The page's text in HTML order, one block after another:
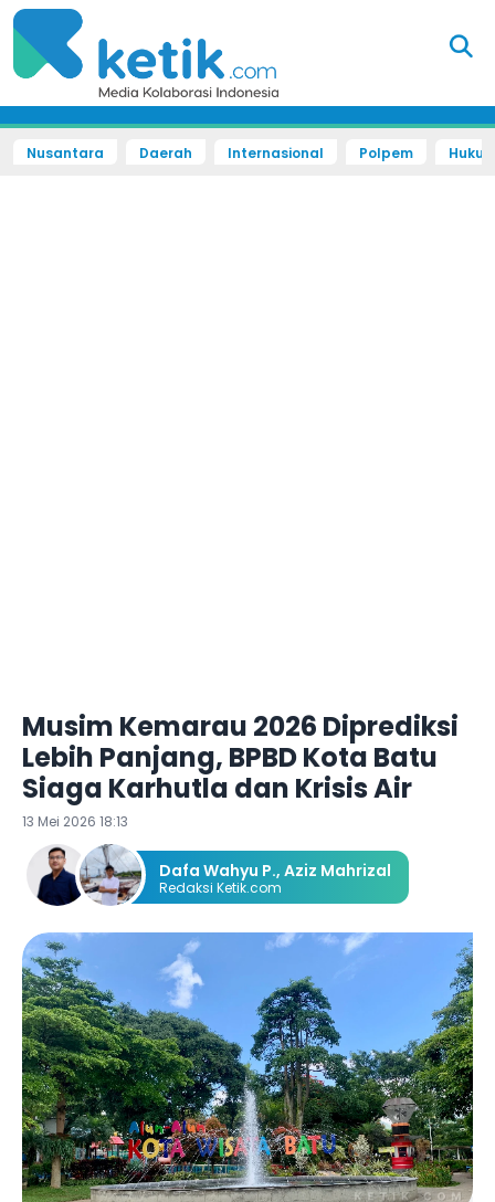
Nusantara Daerah Internasional Polpem
Musim Kemarau 2026 Diprediksi
Lebih Panjang, BPBD Kota Batu
Siaga Karhutla dan Krisis Air
13 Mei 2026 18:13
Dafa Wahyu P., Aziz Mahrizal
Redaksi Ketik.com